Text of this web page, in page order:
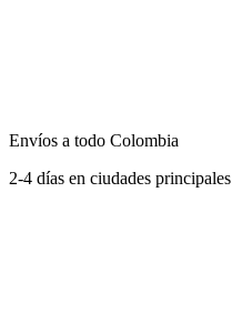
Envíos a todo Colombia
2-4 días en ciudades principales